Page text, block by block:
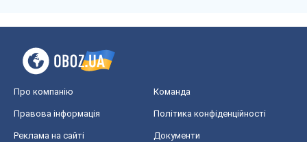
Про компанію Команда
Правова інформація Політика конфіденційності
Реклама на сайті Документи